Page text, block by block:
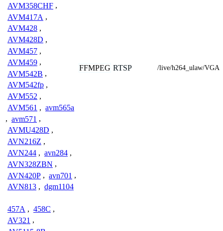
AVM358CHF ,
AVM417A ,
AVM428 ,
AVM428D ,
AVM457 ,
AVM459 ,
AVM542B ,
AVM542fp ,
AVM552 ,
AVM561 , avm565a
, avm571 ,
AVMU428D ,
AVN216Z ,
AVN244 , avn284 ,
AVN328ZBN ,
AVN420P , avn701 ,
AVN813 , dgm1104
FFMPEG RTSP /live/h264_ulaw/VGA
457A , 458C ,
AV321 ,